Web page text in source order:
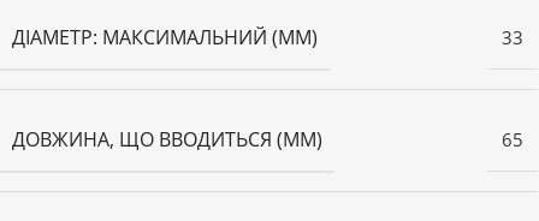
ДІАМЕТР: МАКСИМАЛЬНИЙ (ММ) 33
ДОВЖИНА, ЩО ВВОДИТЬСЯ (ММ) 65